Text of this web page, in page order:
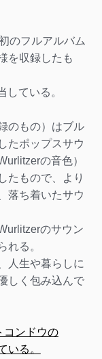
のフルアルバム
を収録したも
している。
のもの）はブル
たポップスサウ
の音色）
たもので、より
落ち着いたサウ
のサウン
れる。
人生や暮らしに
しく包み込んで
コンドウの
いる。